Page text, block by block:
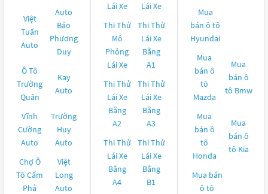
Việt
Tuấn
Auto
Auto
Bảo
Phương
Duy
Ô Tô
Trường
Quân
Kay
Auto
Vĩnh
Cường
Auto
Trường
Huy
Auto
Chợ Ô
Tô Cẩm
Phả
Việt
Long
Auto
Lái Xe
Lái Xe
Thi Thử
Mô
Phỏng
Lái Xe
Thi Thử
Lái Xe
Bằng
A1
Thi Thử
Lái Xe
Bằng
A2
Thi Thử
Lái Xe
Bằng
A3
Thi Thử
Lái Xe
Bằng
A4
Thi Thử
Lái Xe
Bằng
B1
Mua
bán ô tô
Hyundai
Mua
bán ô
tô
Mazda
Mua
bán ô
tô Bmw
Mua
bán ô
tô
Honda
Mua
bán ô
tô Kia
Mua bán
ô tô